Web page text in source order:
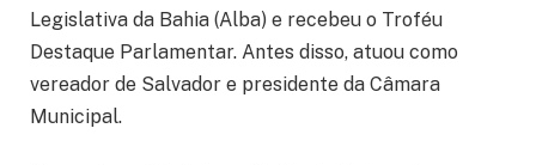
Legislativa da Bahia (Alba) e recebeu o Troféu
Destaque Parlamentar. Antes disso, atuou como
vereador de Salvador e presidente da Câmara
Municipal.